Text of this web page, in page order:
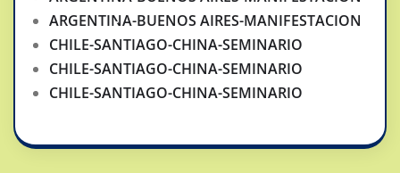
ARGENTINA-BUENOS AIRES-MANIFESTACION
CHILE-SANTIAGO-CHINA-SEMINARIO
CHILE-SANTIAGO-CHINA-SEMINARIO
CHILE-SANTIAGO-CHINA-SEMINARIO